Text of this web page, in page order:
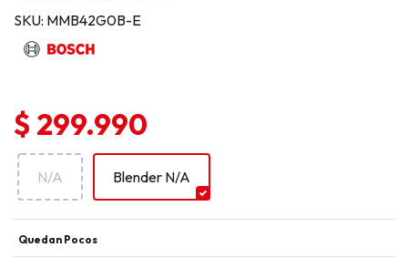
SKU: MMB42G0B-E
$ 299.990
N/A Blender N/A
Quedan Pocos